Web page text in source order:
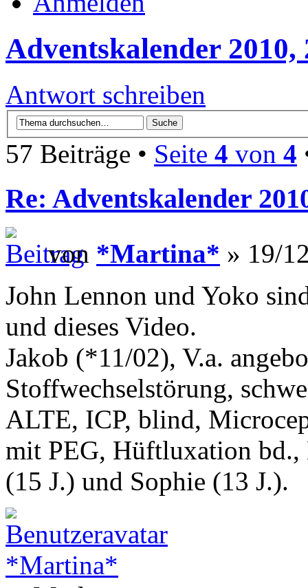
Adventskalender 2010,
Antwort schreiben
57 Beiträge • Seite 4 von 4
Re: Adventskalender
von *Martina* » 19/
John Lennon und Yoko
und dieses Video.
Jakob (*11/02), V.a.
Stoffwechselstörung,
ALTE, ICP, blind,
mit PEG, Hüftluxation bd.,
(15 J.) und Sophie (13 J.).
*Martina*